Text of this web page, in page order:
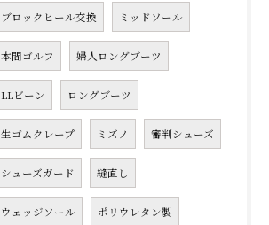
ブロックヒール交換 ミッドソール
本間ゴルフ 婦人ロングブーツ
LLビーン ロングブーツ
生ゴムクレープ ミズノ 審判シューズ
シューズガード 縫直し
ウェッジソール ポリウレタン製